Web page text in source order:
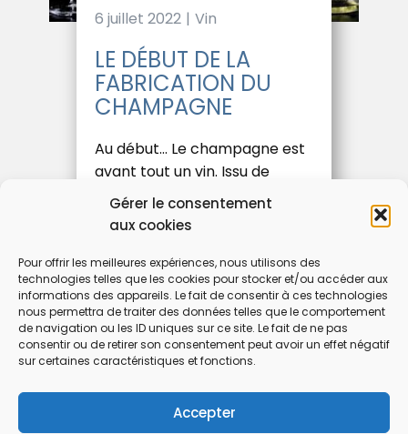
Gérer le consentement
aux cookies
Pour offrir les meilleures expériences, nous utilisons des
technologies telles que les cookies pour stocker et/ou accéder aux
informations des appareils. Le fait de consentir à ces technologies
nous permettra de traiter des données telles que le comportement
de navigation ou les ID uniques sur ce site. Le fait de ne pas
consentir ou de retirer son consentement peut avoir un effet négatif
sur certaines caractéristiques et fonctions.
Accepter
6 juillet 2022 Vin
LE DÉBUT DE LA
FABRICATION DU
CHAMPAGNE
Au début… Le champagne est
avant tout un vin. Issu de
cépages tels que le
Chardonnay, le Pinot Meunier,
une …
LIRE LA SUITE